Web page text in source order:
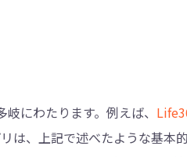
にわたります。例えば、
は、上記で述べたような基本